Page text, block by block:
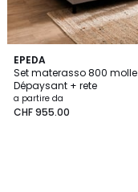
EPEDA
Set materasso 800 molle
Dépaysant + rete
a partire da
CHF 955.00